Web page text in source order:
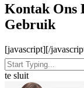
Kontak Ons
Gebruik
[javascript][/
te sluit